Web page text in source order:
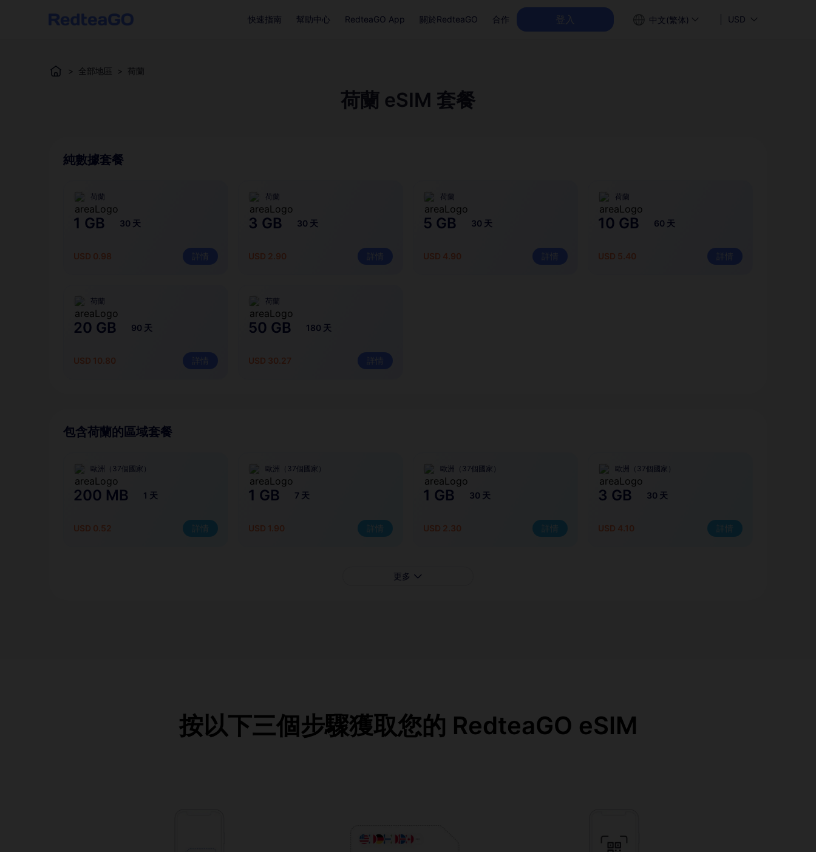
快速指南 幫助中心 RedteaGO App 關於RedteaGO 合作 登入 中文(繁体) USD
> 全部地區 > 荷蘭
荷蘭 eSIM 套餐
純數據套餐
荷蘭
1 GB 30 天
USD 0.98 詳情
荷蘭
3 GB 30 天
USD 2.90 詳情
荷蘭
5 GB 30 天
USD 4.90 詳情
荷蘭
10 GB 60 天
USD 5.40 詳情
荷蘭
20 GB 90 天
USD 10.80 詳情
荷蘭
50 GB 180 天
USD 30.27 詳情
包含荷蘭的區域套餐
歐洲（37個國家）
200 MB 1 天
USD 0.52 詳情
歐洲（37個國家）
1 GB 7 天
USD 1.90 詳情
歐洲（37個國家）
1 GB 30 天
USD 2.30 詳情
歐洲（37個國家）
3 GB 30 天
USD 4.10 詳情
更多
按以下三個步驟獲取您的 RedteaGO eSIM